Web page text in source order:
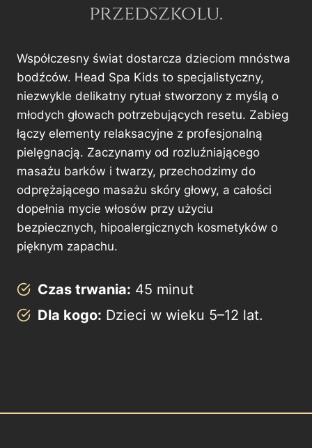
przedszkolu.
Współczesny świat dostarcza dzieciom mnóstwa
bodźców. Head Spa Kids to specjalistyczny,
niezwykle delikatny rytuał stworzony z myślą o
młodych głowach potrzebujących resetu. Zabieg
łączy elementy relaksacyjne z profesjonalną
pielęgnacją. Zaczynamy od rozluźniającego
masażu barków i twarzy, przechodzimy do
odprężającego masażu skóry głowy, a całości
dopełnia mycie włosów przy użyciu
bezpiecznych, hipoalergicznych kosmetyków o
pięknym zapachu.
Czas trwania: 45 minut
Dla kogo: Dzieci w wieku 5–12 lat.